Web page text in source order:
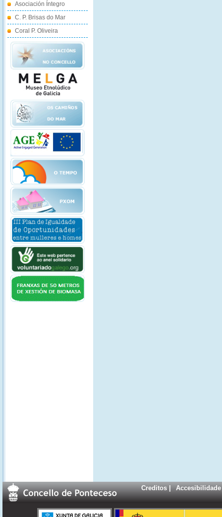
Asociación Íntegro
C. P. Brisas do Mar
Coral P. Oliveira
Creditos| Accesibilidade